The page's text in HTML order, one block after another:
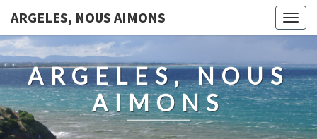
ARGELES, NOUS AIMONS
ARGELES, NOUS
AIMONS